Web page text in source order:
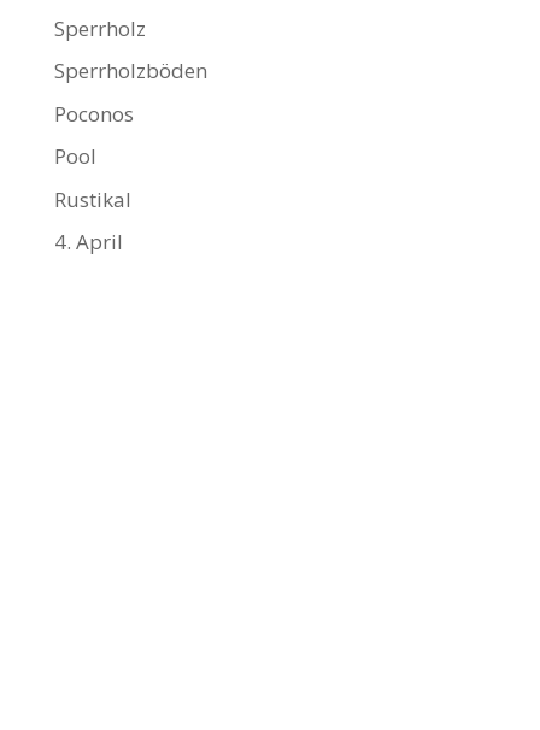
Sperrholz
Sperrholzböden
Poconos
Pool
Rustikal
4. April